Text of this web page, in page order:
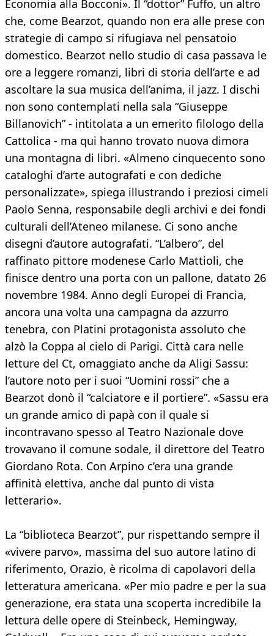
Economia alla Bocconi». Il “dottor” Fuffo, un altro
che, come Bearzot, quando non era alle prese con
strategie di campo si rifugiava nel pensatoio
domestico. Bearzot nello studio di casa passava le
ore a leggere romanzi, libri di storia dell’arte e ad
ascoltare la sua musica dell’anima, il jazz. I dischi
non sono contemplati nella sala “Giuseppe
Billanovich” - intitolata a un emerito filologo della
Cattolica - ma qui hanno trovato nuova dimora
una montagna di libri. «Almeno cinquecento sono
cataloghi d’arte autografati e con dediche
personalizzate», spiega illustrando i preziosi cimeli
Paolo Senna, responsabile degli archivi e dei fondi
culturali dell’Ateneo milanese. Ci sono anche
disegni d’autore autografati. “L’albero”, del
raffinato pittore modenese Carlo Mattioli, che
finisce dentro una porta con un pallone, datato 26
novembre 1984. Anno degli Europei di Francia,
ancora una volta una campagna da azzurro
tenebra, con Platini protagonista assoluto che
alzò la Coppa al cielo di Parigi. Città cara nelle
letture del Ct, omaggiato anche da Aligi Sassu:
l’autore noto per i suoi “Uomini rossi” che a
Bearzot donò il “calciatore e il portiere”. «Sassu era
un grande amico di papà con il quale si
incontravano spesso al Teatro Nazionale dove
trovavano il comune sodale, il direttore del Teatro
Giordano Rota. Con Arpino c’era una grande
affinità elettiva, anche dal punto di vista
letterario».
La “biblioteca Bearzot”, pur rispettando sempre il
«vivere parvo», massima del suo autore latino di
riferimento, Orazio, è ricolma di capolavori della
letteratura americana. «Per mio padre e per la sua
generazione, era stata una scoperta incredibile la
lettura delle opere di Steinbeck, Hemingway,